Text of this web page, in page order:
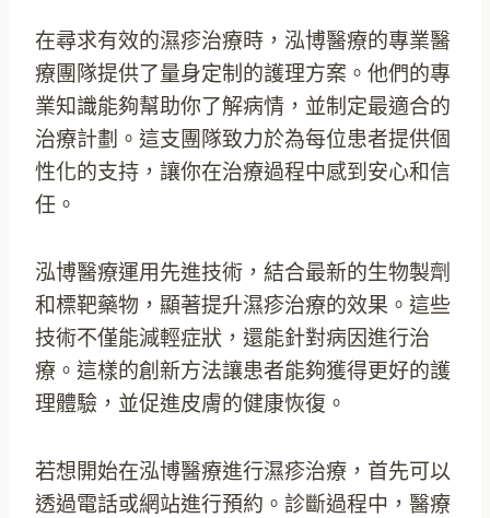
在尋求有效的濕疹治療時，泓博醫療的專業醫
療團隊提供了量身定制的護理方案。他們的專
業知識能夠幫助你了解病情，並制定最適合的
治療計劃。這支團隊致力於為每位患者提供個
性化的支持，讓你在治療過程中感到安心和信
任。
泓博醫療運用先進技術，結合最新的生物製劑
和標靶藥物，顯著提升濕疹治療的效果。這些
技術不僅能減輕症狀，還能針對病因進行治
療。這樣的創新方法讓患者能夠獲得更好的護
理體驗，並促進皮膚的健康恢復。
若想開始在泓博醫療進行濕疹治療，首先可以
透過電話或網站進行預約。診斷過程中，醫療